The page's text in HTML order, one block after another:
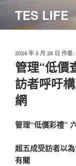
主
TES LIFE
發
佈
於
2024 年 5 月 28 日 作者:
管理“低價
訪者呼吁
網
管理“低價彩禮”
超五成受訪者以
有關